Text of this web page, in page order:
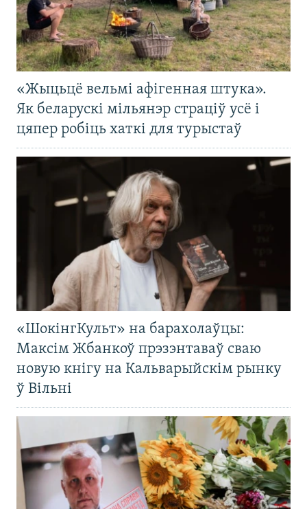
«Жыцьцё вельмі афігенная штука».
Як беларускі мільянэр страціў усё і
цяпер робіць хаткі для турыстаў
«ШокінгКульт» на барахолаўцы:
Максім Жбанкоў прэзэнтаваў сваю
новую кнігу на Кальварыйскім рынку
ў Вільні